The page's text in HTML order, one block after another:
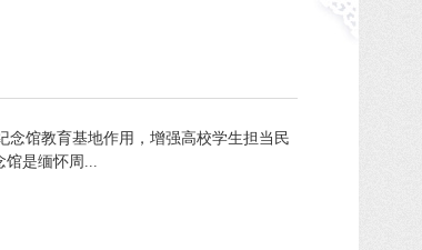
馆教育基地作用，增强高校学生担当民
是缅怀周...